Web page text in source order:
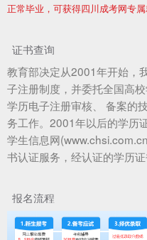
正常毕业，可获得四川成考网专属
证书查询
教育部决定从2001年开始，
子注册制度，并委托全国高
学历电子注册审核、 备案的
务工作。2001年以后的学历
学生信息网
书认证服务，经认证的学历
报名流程